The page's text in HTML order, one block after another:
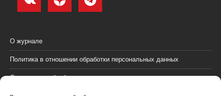
О журнале
Политика в отношении обработки персональных данных
Согласие на обработку персональных данных